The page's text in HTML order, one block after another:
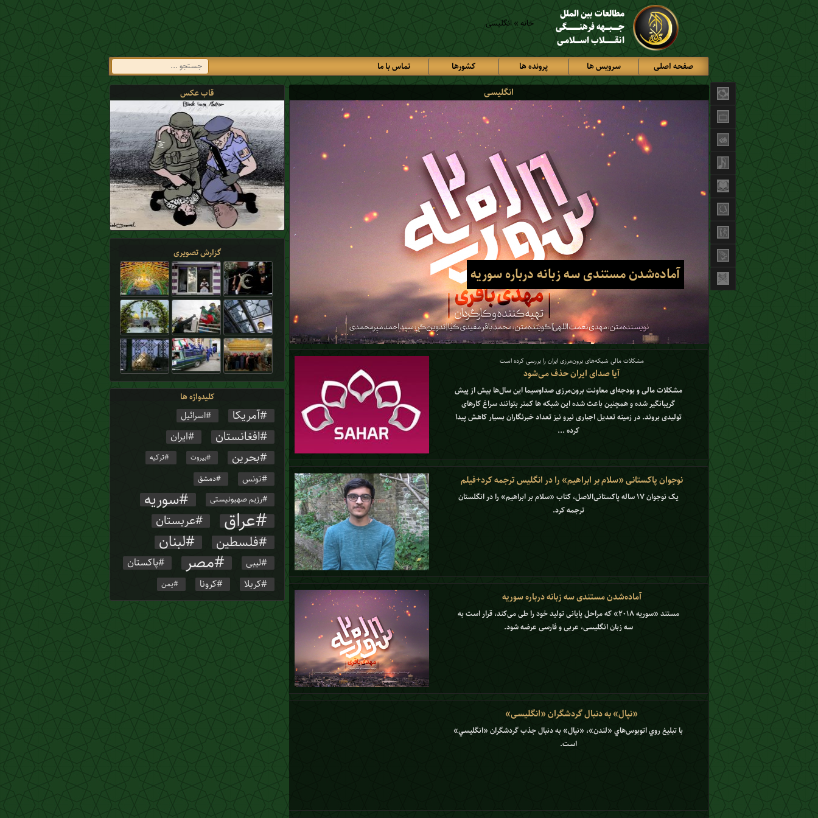
مطالعات بین الملل
جـــــبـــهه فرهنــــــــــگی
انقــــــــلاب اســــلامـی
خانه» انگلیسی
صفحه اصلی سرویس ها پرونده ها کشورها تماس با ما
انگلیسی
آماده‌شدن مستندی سه زبانه درباره سوریه
مشکلات مالی شبکه‌های برون‌مرزی ایران را بررسی کرده است
آیا صدای ایران حذف می‌شود
مشکلات مالی و بودجه‌ای معاونت برون‌مرزی صداوسیما این سال‌ها بیش از پیش
گریبانگیر شده و همچنین باعث شده این شبکه ها کمتر بتوانند سراغ کارهای
تولیدی بروند. در زمینه تعدیل اجباری نیرو نیز تعداد خبرنگاران بسیار کاهش پیدا
کرده ...
نوجوان پاکستانی «سلام بر ابراهیم» را در انگلیس ترجمه کرد+فیلم
یک نوجوان ۱۷ ساله پاکستانی‌الاصل، کتاب «سلام بر ابراهیم» را در انگلستان
ترجمه کرد.
آماده‌شدن مستندی سه زبانه درباره سوریه
مستند «سوریه ۲۰۱۸» که مراحل پایانی تولید خود را طی می‌کند، قرار است به
سه زبان انگلیسی، عربی و فارسی عرضه شود.
«نپال» به دنبال گردشگران «انگلیسی»
با تبليغ روي اتوبوس‌هاي «لندن»، «نپال» به دنبال جذب گردشگران «انگليسي»
است.
قاب عکس
گزارش تصویری
کلیدواژه ها
آمریکا اسرائیل
افغانستان ایران
بحرین بیروت ترکیه
تونس دمشق
رژیم صهیونیستی سوریه
عراق عربستان
فلسطین لبنان
لیبی مصر پاکستان
کربلا کرونا یمن